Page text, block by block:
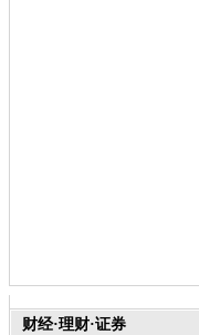
财经·理财·证券